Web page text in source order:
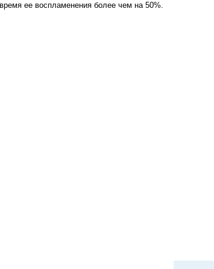
ее воспламенения более чем на 50%.